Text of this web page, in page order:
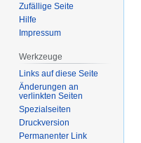
Zufällige Seite
Hilfe
Impressum
Werkzeuge
Links auf diese Seite
Änderungen an
verlinkten Seiten
Spezialseiten
Druckversion
Permanenter Link